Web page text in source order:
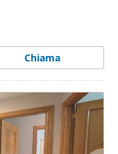
Chiama